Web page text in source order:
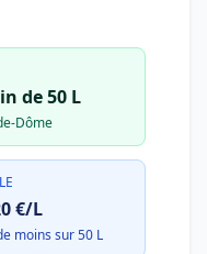
de 50 L
Dôme
€/L
moins sur 50 L